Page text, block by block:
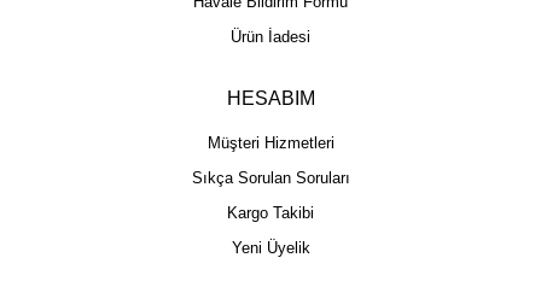
Ürün İadesi
HESABIM
Müşteri Hizmetleri
Sıkça Sorulan Soruları
Kargo Takibi
Yeni Üyelik